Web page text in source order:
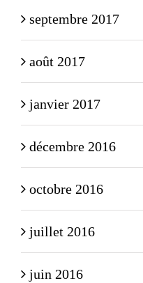
septembre 2017
août 2017
janvier 2017
décembre 2016
octobre 2016
juillet 2016
juin 2016